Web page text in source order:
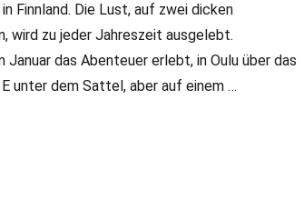
Finnland. Die Lust, auf zwei dicken
wird zu jeder Jahreszeit ausgelebt.
das Abenteuer erlebt, in Oulu über das
unter dem Sattel, aber auf einem …
mit StayLapland“